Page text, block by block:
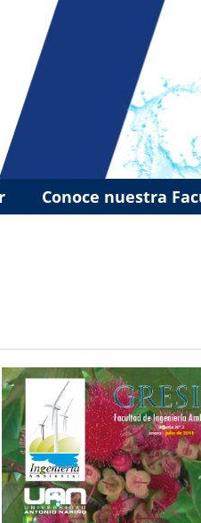
Conoce nuestra